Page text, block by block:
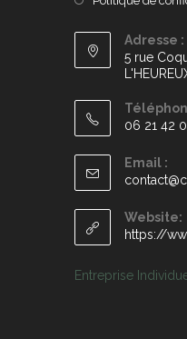
Adresse :
5 rue
06 21 42
Email :
Website:
https://
Entreprise